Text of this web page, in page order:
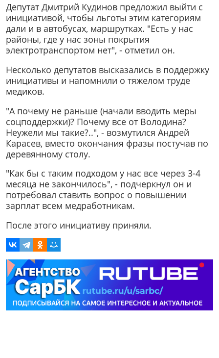
Депутат Дмитрий Кудинов предложил выйти с
инициативой, чтобы льготы этим категориям
дали и в автобусах, маршрутках. "Есть у нас
районы, где у нас зоны покрытия
электротранспортом нет", - отметил он.
Несколько депутатов высказались в поддержку
инициативы и напомнили о тяжелом труде
медиков.
"А почему не раньше (начали вводить меры
соцподдержки)? Почему все от Володина?
Неужели мы такие?..", - возмутился Андрей
Карасев, вместо окончания фразы постучав по
деревянному столу.
"Как бы с таким подходом у нас все через 3-4
месяца не закончилось", - подчеркнул он и
потребовал ставить вопрос о повышении
зарплат всем медработникам.
После этого инициативу приняли.